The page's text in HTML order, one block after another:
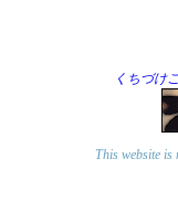
くちづけ
This website